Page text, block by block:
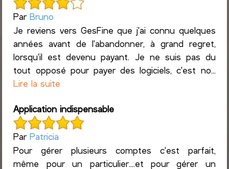
ParBruno
Je reviens vers GesFine que j'ai connu quelques
années avant de l'abandonner, à grand regret,
lorsqu'il est devenu payant. Je ne suis pas du
tout opposé pour payer des logiciels, c'est no...
Lire la suite
Application indispensable
ParPatricia
Pour gérer plusieurs comptes c'est parfait,
même pour un particulier....et pour gérer un